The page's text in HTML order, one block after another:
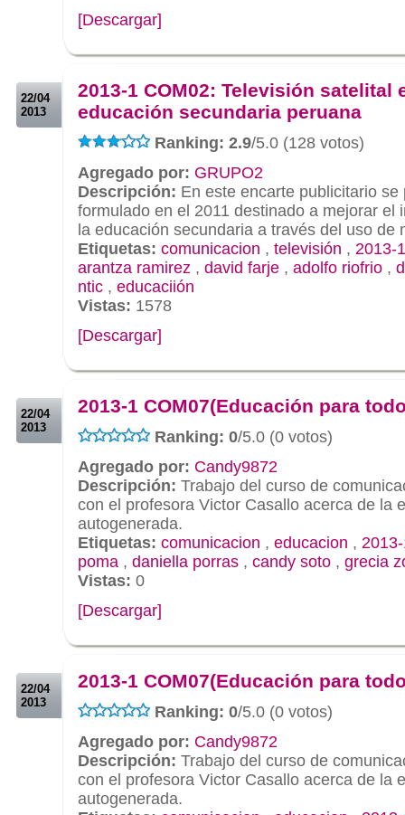
[Descargar]
22/04
2013
2013-1 COM02: Televisión satelital
educación secundaria peruana
Ranking: 2.9/5.0 (128 votos)
Agregado por: GRUPO2
Descripción: En este encarte publicitario
formulado en el 2011 destinado a mejorar el
la educación secundaria a través del uso de
Etiquetas: comunicacion , televisión , 2013-1
arantza ramirez , david farje , adolfo riofrio ,
ntic , educaciión
Vistas: 1578
[Descargar]
22/04
2013
2013-1 COM07(Educación para
Ranking: 0/5.0 (0 votos)
Agregado por: Candy9872
Descripción: Trabajo del curso de
con el profesora Victor Casallo acerca de la
autogenerada.
Etiquetas: comunicacion , educacion ,
poma , daniella porras , candy soto , grecia
Vistas: 0
[Descargar]
22/04
2013
2013-1 COM07(Educación para
Ranking: 0/5.0 (0 votos)
Agregado por: Candy9872
Descripción: Trabajo del curso de
con el profesora Victor Casallo acerca de la
autogenerada.